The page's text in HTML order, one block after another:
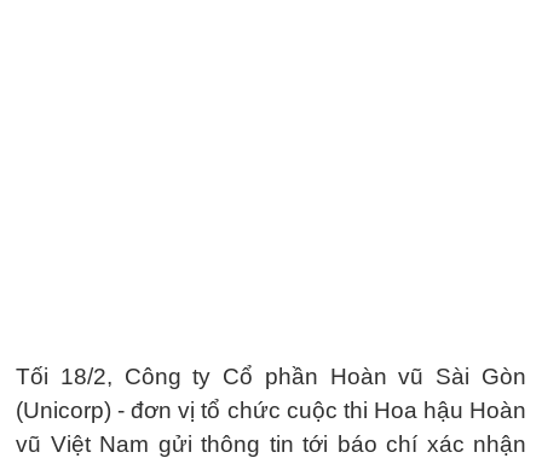
Tối 18/2, Công ty Cổ phần Hoàn vũ Sài Gòn
(Unicorp) - đơn vị tổ chức cuộc thi Hoa hậu Hoàn
vũ Việt Nam gửi thông tin tới báo chí xác nhận